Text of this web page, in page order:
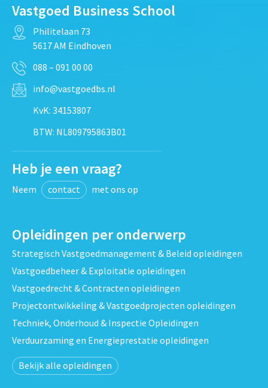
Vastgoed Business School
Philitelaan 73
5617 AM Eindhoven
088 – 091 00 00
info@vastgoedbs.nl
KvK: 34153807
BTW: NL809795863B01
Heb je een vraag?
Neem contact met ons op
Opleidingen per onderwerp
Strategisch Vastgoedmanagement & Beleid opleidingen
Vastgoedbeheer & Exploitatie opleidingen
Vastgoedrecht & Contracten opleidingen
Projectontwikkeling & Vastgoedprojecten opleidingen
Techniek, Onderhoud & Inspectie Opleidingen
Verduurzaming en Energieprestatie opleidingen
Bekijk alle opleidingen